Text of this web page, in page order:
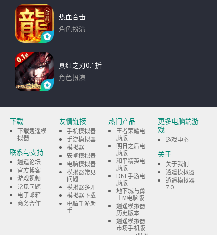
热血合击
角色扮演
真红之刃0.1折
角色扮演
下载
下载逍遥模
拟器
联系与支持
逍遥论坛
官方博客
游戏视频
常见问题
电子邮箱
商务合作
友情链接
手机模拟器
手游模拟器
模拟器
安卓模拟器
电脑模拟器
模拟器常见
问题
模拟器多开
模拟器下载
电脑手游助
手
热门产品
王者荣耀电
脑版
明日之后电
脑版
和平精英电
脑版
DNF手游电
脑版
地下城与勇
士M电脑版
逍遥模拟器
历史版本
逍遥模拟器
市场手机版
更多电脑端游
戏
游戏中心
关于
关于我们
逍遥模拟器
逍遥模拟器
7.0